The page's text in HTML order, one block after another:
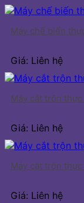
Máy chế biến
Giá: Liên hệ
Máy cắt trộn
Giá: Liên hệ
Máy cắt trộn
Giá: Liên hệ